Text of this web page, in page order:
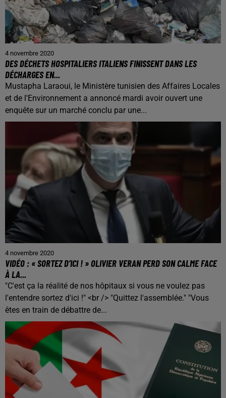
4 novembre 2020
DES DÉCHETS HOSPITALIERS ITALIENS FINISSENT DANS LES
DÉCHARGES EN...
Mustapha Laraoui, le Ministère tunisien des Affaires Locales
et de l'Environnement a annoncé mardi avoir ouvert une
enquête sur un marché conclu par une...
4 novembre 2020
VIDÉO : « SORTEZ D’ICI ! » OLIVIER VERAN PERD SON CALME FACE
À LA...
"C'est ça la réalité de nos hôpitaux si vous ne voulez pas
l'entendre sortez d'ici !" <br /> "Quittez l'assemblée." "Vous
êtes en train de débattre de...